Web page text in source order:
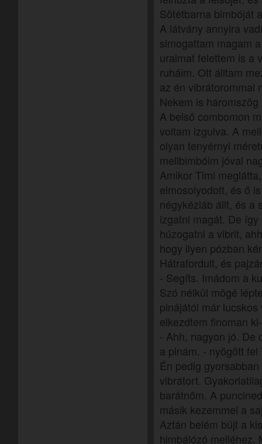
Sötétbarna bimbóját
A látvány annyira
simogattam magam
uralmat felettem is a
ruháim. Ott álltam
az én vibrátorommal
Nekem is
A belső combomon
voltam izgulva. A
olyan tenyérnyi
mellbimbóim jóval
Amikor Timi
elmosolyodott, és ő
négykézláb állt, és a
izgatni magát. De
húzogatni a vibrit,
hogy ilyen pózban
Hátrafordult, és
- Segíts. Imádom a
Szó nélkül mögé
pinájától már
elkezdtem finoman
- Ahh, nagyon jó. De
a pinám. - nyögött fel
Én pedig
vibrátort.
barátnőm. A
másik kezemmel a
Aztán belém bújt a
himbálózó melléhez.